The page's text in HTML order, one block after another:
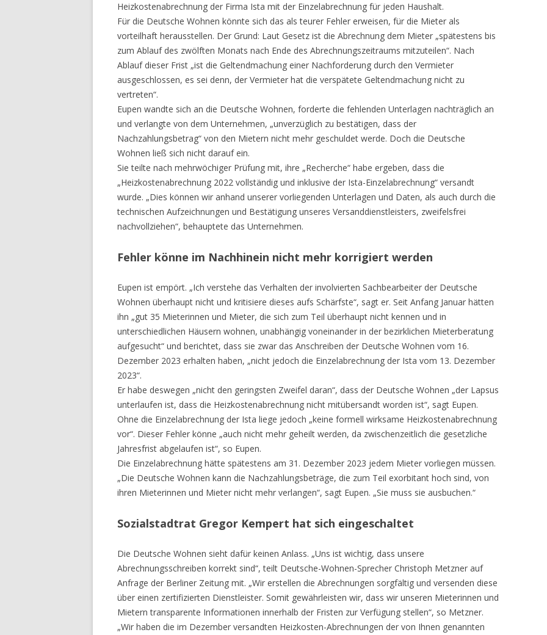
Heizkostenabrechnung der Firma Ista mit der Einzelabrechnung für jeden Haushalt.
Für die Deutsche Wohnen könnte sich das als teurer Fehler erweisen, für die Mieter als
vorteilhaft herausstellen. Der Grund: Laut Gesetz ist die Abrechnung dem Mieter „spätestens bis
zum Ablauf des zwölften Monats nach Ende des Abrechnungszeitraums mitzuteilen“. Nach
Ablauf dieser Frist „ist die Geltendmachung einer Nachforderung durch den Vermieter
ausgeschlossen, es sei denn, der Vermieter hat die verspätete Geltendmachung nicht zu
vertreten“.
Eupen wandte sich an die Deutsche Wohnen, forderte die fehlenden Unterlagen nachträglich an
und verlangte von dem Unternehmen, „unverzüglich zu bestätigen, dass der
Nachzahlungsbetrag“ von den Mietern nicht mehr geschuldet werde. Doch die Deutsche
Wohnen ließ sich nicht darauf ein.
Sie teilte nach mehrwöchiger Prüfung mit, ihre „Recherche“ habe ergeben, dass die
„Heizkostenabrechnung 2022 vollständig und inklusive der Ista-Einzelabrechnung“ versandt
wurde. „Dies können wir anhand unserer vorliegenden Unterlagen und Daten, als auch durch die
technischen Aufzeichnungen und Bestätigung unseres Versanddienstleisters, zweifelsfrei
nachvollziehen“, behauptete das Unternehmen.
Fehler könne im Nachhinein nicht mehr korrigiert werden
Eupen ist empört. „Ich verstehe das Verhalten der involvierten Sachbearbeiter der Deutsche
Wohnen überhaupt nicht und kritisiere dieses aufs Schärfste“, sagt er. Seit Anfang Januar hätten
ihn „gut 35 Mieterinnen und Mieter, die sich zum Teil überhaupt nicht kennen und in
unterschiedlichen Häusern wohnen, unabhängig voneinander in der bezirklichen Mieterberatung
aufgesucht“ und berichtet, dass sie zwar das Anschreiben der Deutsche Wohnen vom 16.
Dezember 2023 erhalten haben, „nicht jedoch die Einzelabrechnung der Ista vom 13. Dezember
2023“.
Er habe deswegen „nicht den geringsten Zweifel daran“, dass der Deutsche Wohnen „der Lapsus
unterlaufen ist, dass die Heizkostenabrechnung nicht mitübersandt worden ist“, sagt Eupen.
Ohne die Einzelabrechnung der Ista liege jedoch „keine formell wirksame Heizkostenabrechnung
vor“. Dieser Fehler könne „auch nicht mehr geheilt werden, da zwischenzeitlich die gesetzliche
Jahresfrist abgelaufen ist“, so Eupen.
Die Einzelabrechnung hätte spätestens am 31. Dezember 2023 jedem Mieter vorliegen müssen.
„Die Deutsche Wohnen kann die Nachzahlungsbeträge, die zum Teil exorbitant hoch sind, von
ihren Mieterinnen und Mieter nicht mehr verlangen“, sagt Eupen. „Sie muss sie ausbuchen.“
Sozialstadtrat Gregor Kempert hat sich eingeschaltet
Die Deutsche Wohnen sieht dafür keinen Anlass. „Uns ist wichtig, dass unsere
Abrechnungsschreiben korrekt sind“, teilt Deutsche-Wohnen-Sprecher Christoph Metzner auf
Anfrage der Berliner Zeitung mit. „Wir erstellen die Abrechnungen sorgfältig und versenden diese
über einen zertifizierten Dienstleister. Somit gewährleisten wir, dass wir unseren Mieterinnen und
Mietern transparente Informationen innerhalb der Fristen zur Verfügung stellen“, so Metzner.
„Wir haben die im Dezember versandten Heizkosten-Abrechnungen der von Ihnen genannten